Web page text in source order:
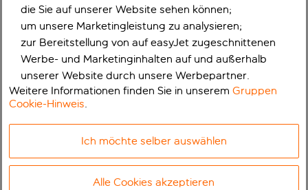
die Sie auf unserer Website sehen können;
um unsere Marketingleistung zu analysieren;
zur Bereitstellung von auf easyJet zugeschnittenen
Werbe- und Marketinginhalten auf und außerhalb
unserer Website durch unsere Werbepartner.
Weitere Informationen finden Sie in unseremGruppen
Cookie-Hinweis.
Ich möchte selber auswählen
Alle Cookies akzeptieren